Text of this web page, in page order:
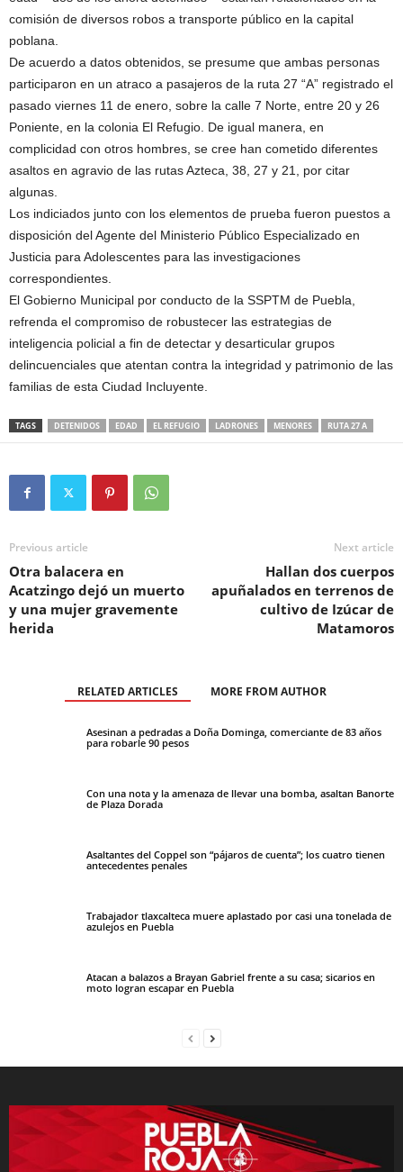
comisión de diversos robos a transporte público en la capital
poblana.
De acuerdo a datos obtenidos, se presume que ambas personas
participaron en un atraco a pasajeros de la ruta 27 “A” registrado el
pasado viernes 11 de enero, sobre la calle 7 Norte, entre 20 y 26
Poniente, en la colonia El Refugio. De igual manera, en
complicidad con otros hombres, se cree han cometido diferentes
asaltos en agravio de las rutas Azteca, 38, 27 y 21, por citar
algunas.
Los indiciados junto con los elementos de prueba fueron puestos a
disposición del Agente del Ministerio Público Especializado en
Justicia para Adolescentes para las investigaciones
correspondientes.
El Gobierno Municipal por conducto de la SSPTM de Puebla,
refrenda el compromiso de robustecer las estrategias de
inteligencia policial a fin de detectar y desarticular grupos
delincuenciales que atentan contra la integridad y patrimonio de las
familias de esta Ciudad Incluyente.
TAGS DETENIDOS EDAD EL REFUGIO LADRONES MENORES RUTA 27 A
Previous article
Otra balacera en
Acatzingo dejó un muerto
y una mujer gravemente
herida
Next article
Hallan dos cuerpos
apuñalados en terrenos de
cultivo de Izúcar de
Matamoros
RELATED ARTICLES MORE FROM AUTHOR
Asesinan a pedradas a Doña Dominga, comerciante de 83 años
para robarle 90 pesos
Con una nota y la amenaza de llevar una bomba, asaltan Banorte
de Plaza Dorada
Asaltantes del Coppel son “pájaros de cuenta”; los cuatro tienen
antecedentes penales
Trabajador tlaxcalteca muere aplastado por casi una tonelada de
azulejos en Puebla
Atacan a balazos a Brayan Gabriel frente a su casa; sicarios en
moto logran escapar en Puebla